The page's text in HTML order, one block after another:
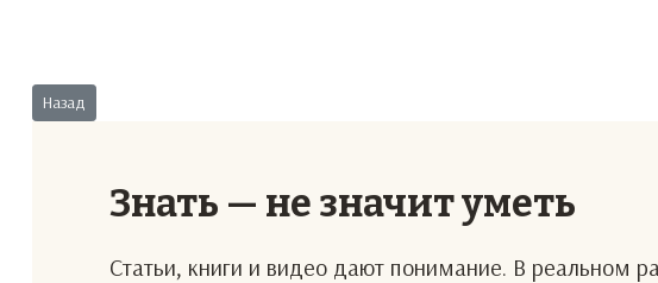
Предыдущий: Поставка сырья
Назад
Знать — не значит уметь
Статьи, книги и видео дают понимание. В реальном